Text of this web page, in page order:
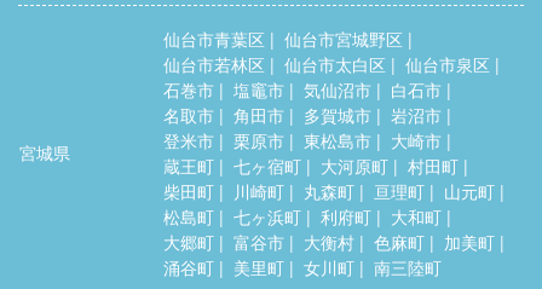
宮城県
仙台市青葉区
仙台市宮城野区
仙台市若林区
仙台市太白区
仙台市泉区
石巻市
塩竈市 気仙沼市
白石市
名取市
角田市 多賀城市
岩沼市
登米市
栗原市 東松島市
大崎市
蔵王町
七ヶ宿町 大河原町
村田町
柴田町
川崎町 丸森町 亘理町
山元町
松島町
七ヶ浜町 利府町
大和町
大郷町
富谷市 大衡村 色麻町
加美町
涌谷町
美里町 女川町
南三陸町